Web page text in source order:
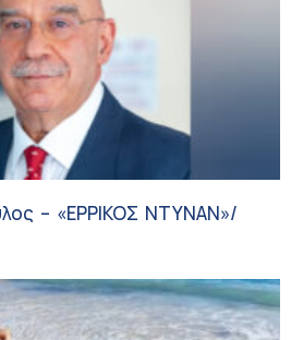
– «ΕΡΡΙΚΟΣ ΝΤΥΝΑΝ»/